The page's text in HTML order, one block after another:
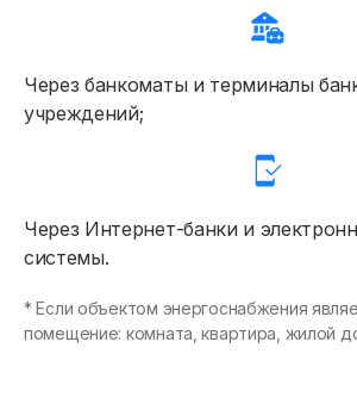
Через банкоматы и терминалы
учреждений;
Через Интернет-банки и
системы.
* Если объектом энергоснабжения
помещение: комната, квартира, жилой